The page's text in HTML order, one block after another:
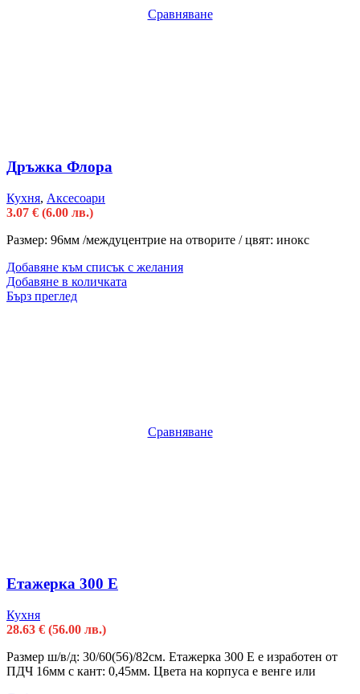
Сравняване
Дръжка Флора
Кухня, Аксесоари
3.07 € (6.00 лв.)
Размер: 96мм /междуцентрие на отворите / цвят: инокс
Добавяне към списък с желания
Добавяне в количката
Бърз преглед
Сравняване
Етажерка 300 Е
Кухня
28.63 € (56.00 лв.)
Размер ш/в/д: 30/60(56)/82см. Етажерка 300 Е е изработен от
ПДЧ 16мм с кант: 0,45мм. Цвета на корпуса е венге или